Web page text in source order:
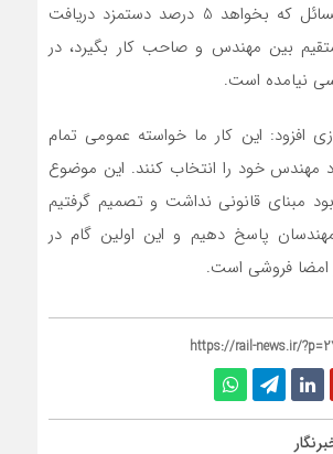
واسطه در این مسائل که بخواهد 5 درصد دستمزد دریافت
بین مهندس و صاحب کار بگیرد، در
نیامده است.
افزود: این کار ما خواسته عمومی تمام
خود را انتخاب کنند. این موضوع
بود مبنای قانونی نداشت و تصمیم گرفتیم
پاسخ دهیم و این اولین گام در
امضا فروشی است.
https://rail-news.ir/